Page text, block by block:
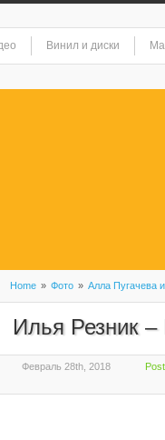
Винил и диски
Home » Фото » Алла Пугачева
Илья Резник
Февраль 28th, 2018